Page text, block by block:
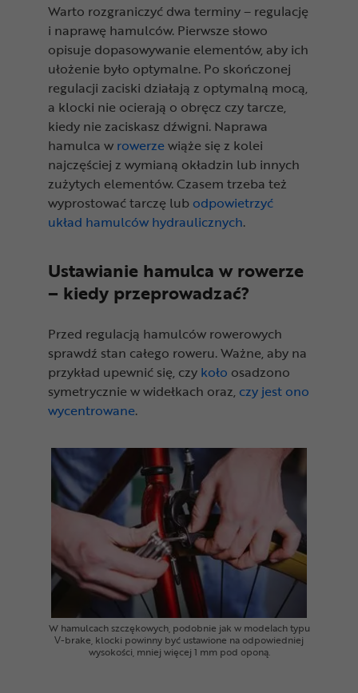
Warto rozgraniczyć dwa terminy – regulację
i naprawę hamulców. Pierwsze słowo
opisuje dopasowywanie elementów, aby ich
ułożenie było optymalne. Po skończonej
regulacji zaciski działają z optymalną mocą,
a klocki nie ocierają o obręcz czy tarcze,
kiedy nie zaciskasz dźwigni. Naprawa
hamulca w rowerzewiąże się z kolei
najczęściej z wymianą okładzin lub innych
zużytych elementów. Czasem trzeba też
wyprostować tarczę lub odpowietrzyć
układ hamulców hydraulicznych.
Ustawianie hamulca w rowerze
– kiedy przeprowadzać?
Przed regulacją hamulców rowerowych
sprawdź stan całego roweru. Ważne, aby na
przykład upewnić się, czy koło osadzono
symetrycznie w widełkach oraz, czy jest ono
wycentrowane.
W hamulcach szczękowych, podobnie jak w modelach typu
V-brake, klocki powinny być ustawione na odpowiedniej
wysokości, mniej więcej 1 mm pod oponą.